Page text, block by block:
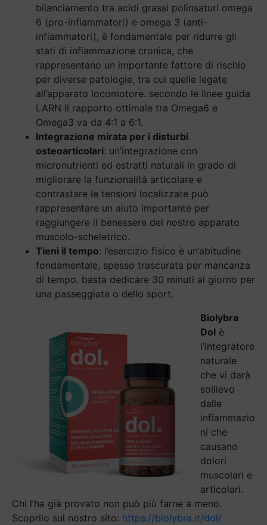
bilanciamento tra acidi grassi polinsaturi omega
6 (pro-infiammatori) e omega 3 (anti-
infiammatori), è fondamentale per ridurre gli
stati di infiammazione cronica, che
rappresentano un importante fattore di rischio
per diverse patologie, tra cui quelle legate
all’apparato locomotore. secondo le linee guida
LARN il rapporto ottimale tra Omega6 e
Omega3 va da 4:1 a 6:1.
Integrazione mirata per i disturbi
osteoarticolari: un’integrazione con
micronutrienti ed estratti naturali in grado di
migliorare la funzionalità articolare e
contrastare le tensioni localizzate può
rappresentare un aiuto importante per
raggiungere il benessere del nostro apparato
muscolo-scheletrico.
Tieni il tempo: l’esercizio fisico è un’abitudine
fondamentale, spesso trascurata per mancanza
di tempo. basta dedicare 30 minuti al giorno per
una passeggiata o dello sport.
Biolybra
Dol è
l’integratore
naturale
che vi darà
sollievo
dalle
infiammazio
ni che
causano
dolori
muscolari e
articolari.
Chi l’ha già provato non può più farne a meno.
Scoprilo sul nostro sito: https://biolybra.it/dol/